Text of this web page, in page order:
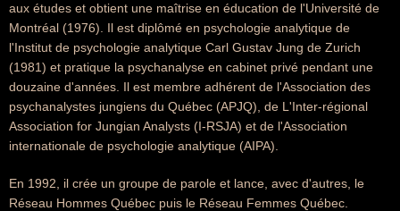
aux études et obtient une maîtrise en éducation de l'Université de
Montréal (1976). Il est diplômé en psychologie analytique de
l'Institut de psychologie analytique Carl Gustav Jung de Zurich
(1981) et pratique la psychanalyse en cabinet privé pendant une
douzaine d'années. Il est membre adhérent de l'Association des
psychanalystes jungiens du Québec (APJQ), de L'Inter-régional
Association for Jungian Analysts (I-RSJA) et de l'Association
internationale de psychologie analytique (AIPA).
En 1992, il crée un groupe de parole et lance, avec d'autres, le
Réseau Hommes Québec puis le Réseau Femmes Québec.